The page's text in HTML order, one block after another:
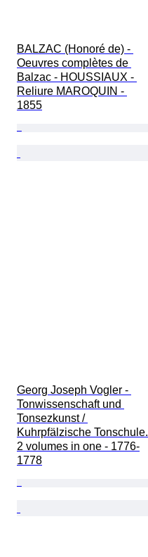
BALZAC (Honoré de) -
Oeuvres complètes de
Balzac - HOUSSIAUX -
Reliure MAROQUIN -
1855
Georg Joseph Vogler -
Tonwissenschaft und
Tonsezkunst /
Kuhrpfälzische Tonschule.
2 volumes in one - 1776-
1778